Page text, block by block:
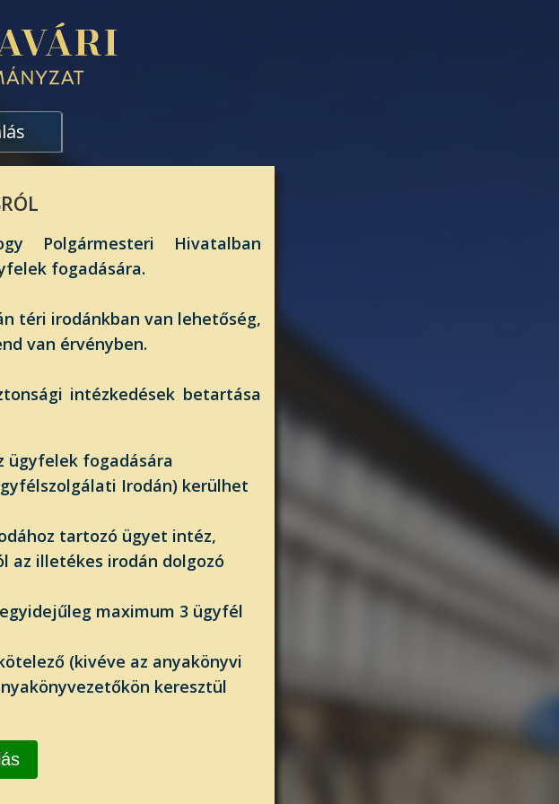
Polgármesteri Hivatalban
fogadására.
téri irodánkban van lehetőség,
van érvényben.
intézkedések betartása
ügyfelek fogadására
Irodán) kerülhet
tartozó ügyet intéz,
az illetékes irodán dolgozó
maximum 3 ügyfél
(kivéve az anyakönyvi
keresztül